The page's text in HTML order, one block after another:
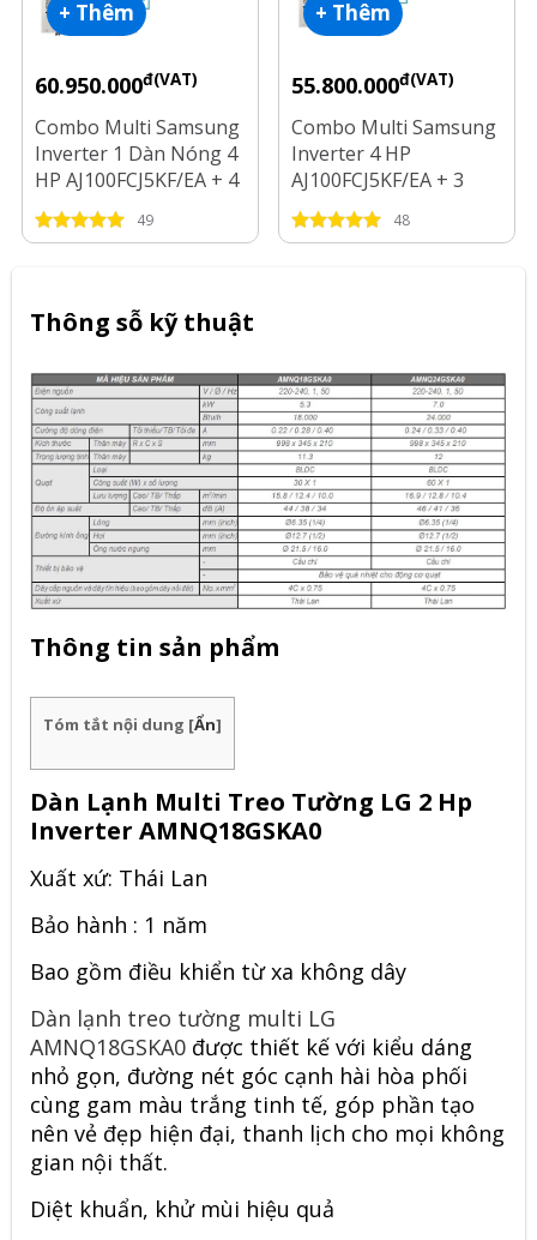
+ Thêm
60.950.000đ(VAT)
Combo Multi Samsung
Inverter 1 Dàn Nóng 4
HP AJ100FCJ5KF/EA + 4
Dàn Lạnh 1 HP - 2 HP
49
+ Thêm
55.800.000đ(VAT)
Combo Multi Samsung
Inverter 4 HP
AJ100FCJ5KF/EA + 3
Dàn Lạnh 1 HP - 1.5 HP
- 2.5 HP
48
Thông sỗ kỹ thuật
Thông tin sản phẩm
Tóm tắt nội dung [Ẩn]
Dàn Lạnh Multi Treo Tường LG 2 Hp
Inverter AMNQ18GSKA0
Xuất xứ: Thái Lan
Bảo hành : 1 năm
Bao gồm điều khiển từ xa không dây
Dàn lạnh treo tường multi LG
AMNQ18GSKA0 được thiết kế với kiểu dáng
nhỏ gọn, đường nét góc cạnh hài hòa phối
cùng gam màu trắng tinh tế, góp phần tạo
nên vẻ đẹp hiện đại, thanh lịch cho mọi không
gian nội thất.
Diệt khuẩn, khử mùi hiệu quả